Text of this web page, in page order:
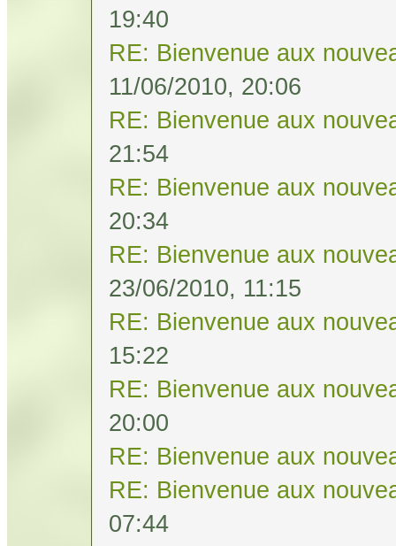
19:40
RE: Bienvenue aux
11/06/2010, 20:06
RE: Bienvenue aux
21:54
RE: Bienvenue aux
20:34
RE: Bienvenue aux
23/06/2010, 11:15
RE: Bienvenue aux
15:22
RE: Bienvenue aux
20:00
RE: Bienvenue aux
RE: Bienvenue aux
07:44